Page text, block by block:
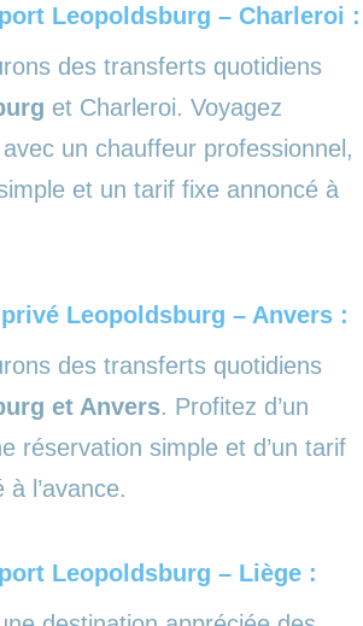
Leopoldsburg – Charleroi :
des transferts quotidiens
et Charleroi. Voyagez
un chauffeur professionnel,
et un tarif fixe annoncé à
Leopoldsburg – Anvers :
des transferts quotidiens
et Anvers. Profitez d’un
réservation simple et d’un tarif
l’avance.
Leopoldsburg – Liège :